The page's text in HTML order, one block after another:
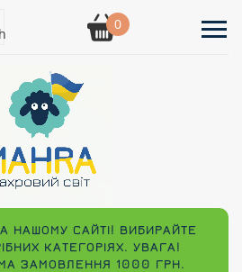
0
НАШОМУ САЙТІ! ВИБИРАЙТЕ
КАТЕГОРІЯХ. УВАГА!
ЗАМОВЛЕННЯ 1000 ГРН.